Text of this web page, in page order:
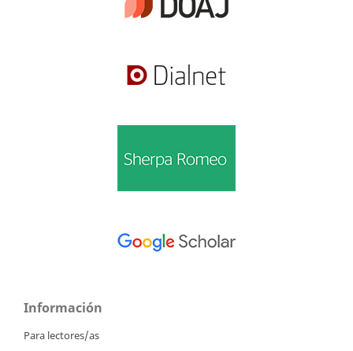
Información
Para lectores/as